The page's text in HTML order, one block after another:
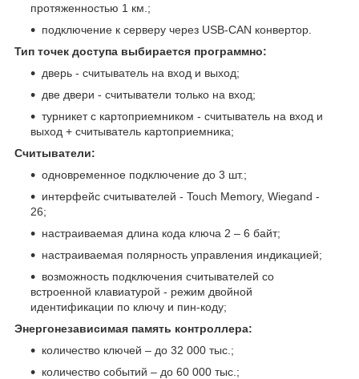
протяженностью 1 км.;
подключение к серверу через USB-CAN конвертор.
Тип точек доступа выбирается программно:
дверь - считыватель на вход и выход;
две двери - считыватели только на вход;
турникет с картоприемником - считыватель на вход и
выход + считыватель картоприемника;
Считыватели:
одновременное подключение до 3 шт.;
интерфейс считывателей - Touch Memory, Wiegand -
26;
настраиваемая длина кода ключа 2 – 6 байт;
настраиваемая полярность управления индикацией;
возможность подключения считывателей со
встроенной клавиатурой - режим двойной
идентификации по ключу и пин-коду;
Энергонезависимая память контроллера:
количество ключей – до 32 000 тыс.;
количество событий – до 60 000 тыс.;